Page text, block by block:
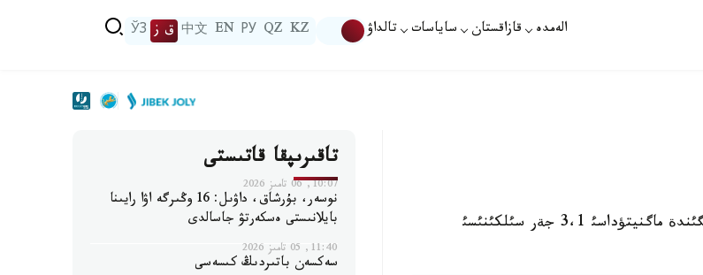
الەمدە قازاقستان ساياسات تالداۋ KZ
QZ
РУ
EN
中文 ق ز ЎЗ
استانا. 28- ناؤرئز. قازاقپارات - بذگئن قازاقستاننئث وثتذستئگئندة ماگنيتؤداسئ 3،1 جةر سئلكئنئسئ
تاقىرىپقا قاتىستى
10:07, 06 تامىز 2026
نوسەر، بۇرشاق، داۋىل: 16 وڭىرگە اۋا رايىنا
بايلانىستى ەسكەرتۋ جاسالدى
11:40, 05 تامىز 2026
سەكسەن باتىردىڭ كىسەسى